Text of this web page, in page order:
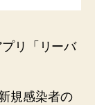
リ「リーバ
規感染者の